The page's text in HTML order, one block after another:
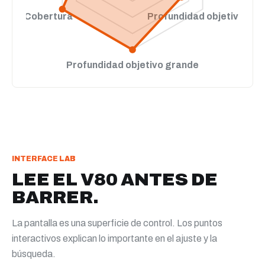
Profundidad objetivo
Profundidad objetivo grande
Cobertura
INTERFACE LAB
LEE EL V80 ANTES DE
BARRER.
La pantalla es una superficie de control. Los puntos
interactivos explican lo importante en el ajuste y la
búsqueda.